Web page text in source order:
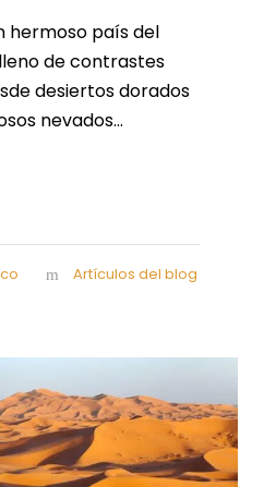
hermoso país del
de contrastes
desiertos dorados
nevados...
Artículos del blog